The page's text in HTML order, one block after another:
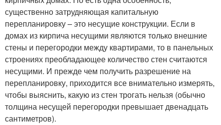
существенно затрудняющая капитальную
перепланировку – это несущие конструкции. Если в
домах из кирпича несущими являются только внешние
стены и перегородки между квартирами, то в панельных
строениях преобладающее количество стен считаются
несущими. И прежде чем получить разрешение на
перепланировку, приходится все внимательно измерять,
чтобы выяснить, какую из стен трогать нельзя (обычно
толщина несущей перегородки превышает двенадцать
сантиметров).